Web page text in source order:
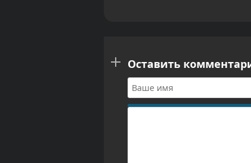
Оставить